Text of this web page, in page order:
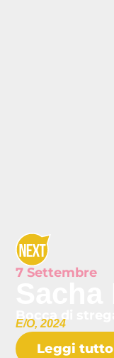
7 Settembre
Bocca di strega
E/O, 2024
Leggi tutto